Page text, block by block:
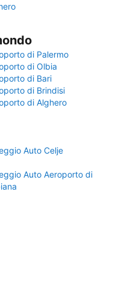
di Palermo
di Olbia
di Bari
di Brindisi
di Alghero
Auto Celje
Auto Aeroporto di